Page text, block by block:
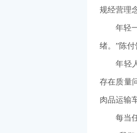
规经营理
年轻一
绪。”陈
年轻人
存在质量
肉品运输
每当任